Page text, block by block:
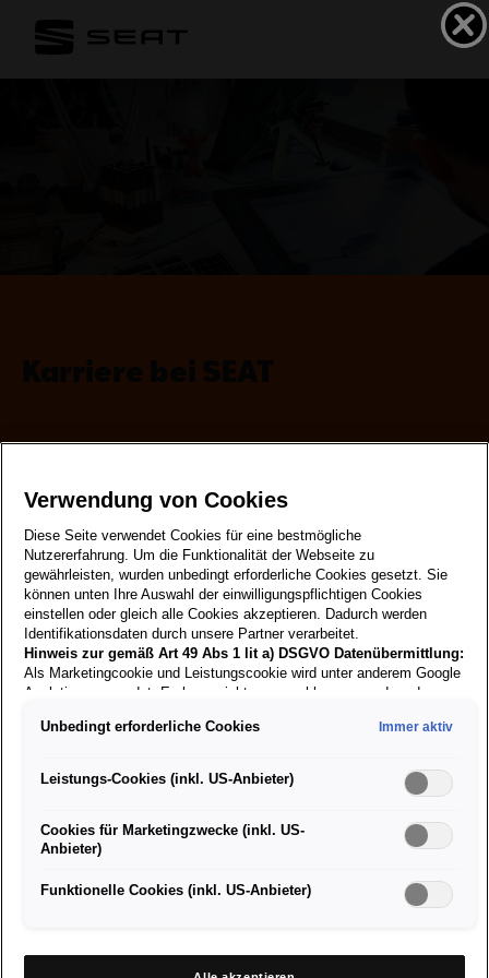
Zurück zur
Suche
03.01.2023
LEHRE:
(Spengler und Lackierer) - ab
2027
Verwendung von Cookies
Diese Seite verwendet Cookies für eine bestmögliche
Nutzererfahrung. Um die Funktionalität der Webseite zu
gewährleisten, wurden unbedingt erforderliche Cookies gesetzt. Sie
können unten Ihre Auswahl der einwilligungspflichtigen Cookies
einstellen oder gleich alle Cookies akzeptieren. Dadurch werden
Identifikationsdaten durch unsere Partner verarbeitet.
Hinweis zur gemäß Art 49 Abs 1 lit a) DSGVO Datenübermittlung:
Als Marketingcookie und Leistungscookie wird unter anderem Google
Analytics verwendet. Es kann nicht ausgeschlossen werden, dass
die USA (insbesondere dort an die Google LLC) weitergibt. In den
gleichwertiges Datenschutzniveau und es fehlt an einem
Angemessenheitsbeschluss der Europäischen Kommission. Hieraus
Betroffener in den USA nicht wirksam durchsetzen können, in den
USA keine Datenschutzgrundsätze bestehen, und weil nicht
Sicherheitsbehörden einen Zugriff auf Daten erlangen können, wobei
Eingriffe in Ihre persönlichen Rechte und Freiheiten nicht auf das
Unbedingt erforderliche Cookies Immer aktiv
Leistungs-Cookies (inkl. US-Anbieter)
Cookies für Marketingzwecke (inkl. US-
Anbieter)
Funktionelle Cookies (inkl. US-Anbieter)